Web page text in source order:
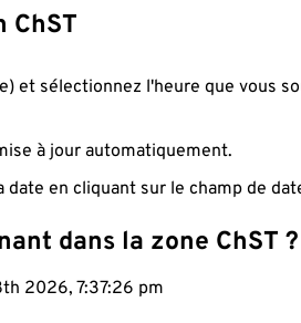
ChST
et sélectionnez l'heure que vous
à jour automatiquement.
en cliquant sur le champ de
dans la zone ChST ?
2026, 7:37:27 pm